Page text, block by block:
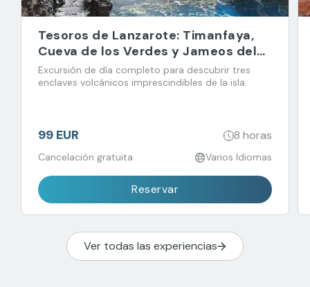
Tesoros de Lanzarote: Timanfaya,
Cueva de los Verdes y Jameos del
Agua
Excursión de día completo para descubrir tres
enclaves volcánicos imprescindibles de la isla.
99 EUR 8 horas
Cancelación gratuita Varios Idiomas
Reservar
Ver todas las experiencias